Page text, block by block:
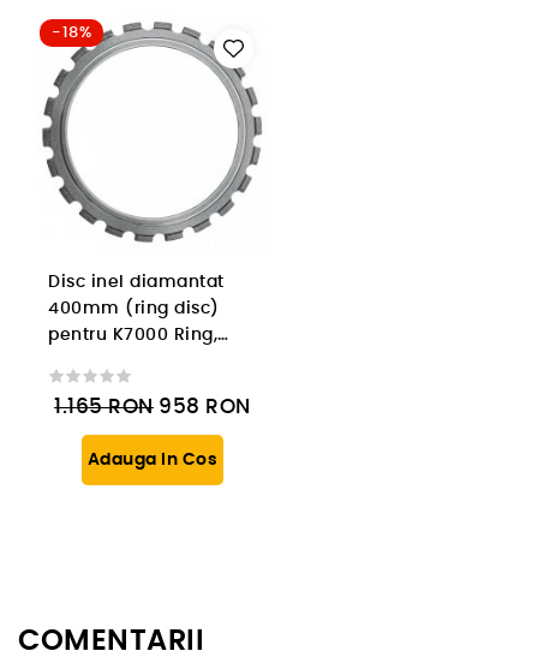
-18%
Disc inel diamantat
400mm (ring disc)
pentru K7000 Ring,
1.165RON 958 RON
Adauga In Cos
COMENTARII